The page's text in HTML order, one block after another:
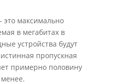
максимально
в мегабитах в
устройства будут
пропускная
примерно половину